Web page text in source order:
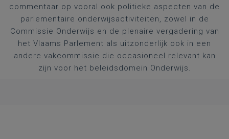
commentaar op vooral ook politieke aspecten van de
parlementaire onderwijsactiviteiten, zowel in de
Commissie Onderwijs en de plenaire vergadering van
het Vlaams Parlement als uitzonderlijk ook in een
andere vakcommissie die occasioneel relevant kan
zijn voor het beleidsdomein Onderwijs.